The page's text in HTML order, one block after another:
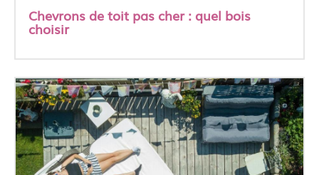
Chevrons de toit pas cher : quel bois
choisir